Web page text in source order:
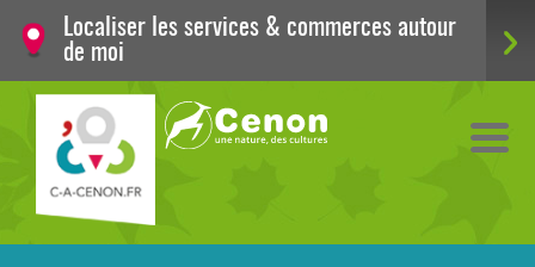
Localiser les services & commerces autour
de moi